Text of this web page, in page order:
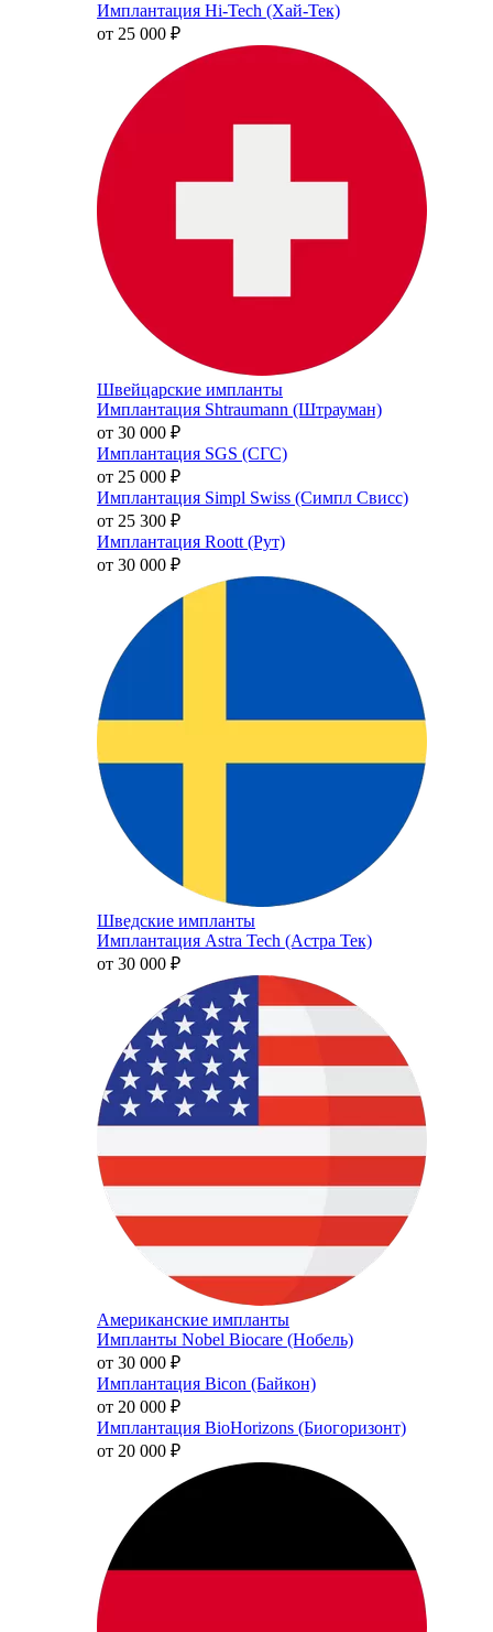
Имплантация Hi-Tech (Хай-Тек)
от 25 000 ₽
Швейцарские импланты
Имплантация Shtraumann (Штрауман)
от 30 000 ₽
Имплантация SGS (СГС)
от 25 000 ₽
Имплантация Simpl Swiss (Симпл Свисс)
от 25 300 ₽
Имплантация Roott (Рут)
от 30 000 ₽
Шведские импланты
Имплантация Astra Tech (Астра Тек)
от 30 000 ₽
Американские импланты
Импланты Nobel Biocare (Нобель)
от 30 000 ₽
Имплантация Bicon (Байкон)
от 20 000 ₽
Имплантация BioHorizons (Биогоризонт)
от 20 000 ₽